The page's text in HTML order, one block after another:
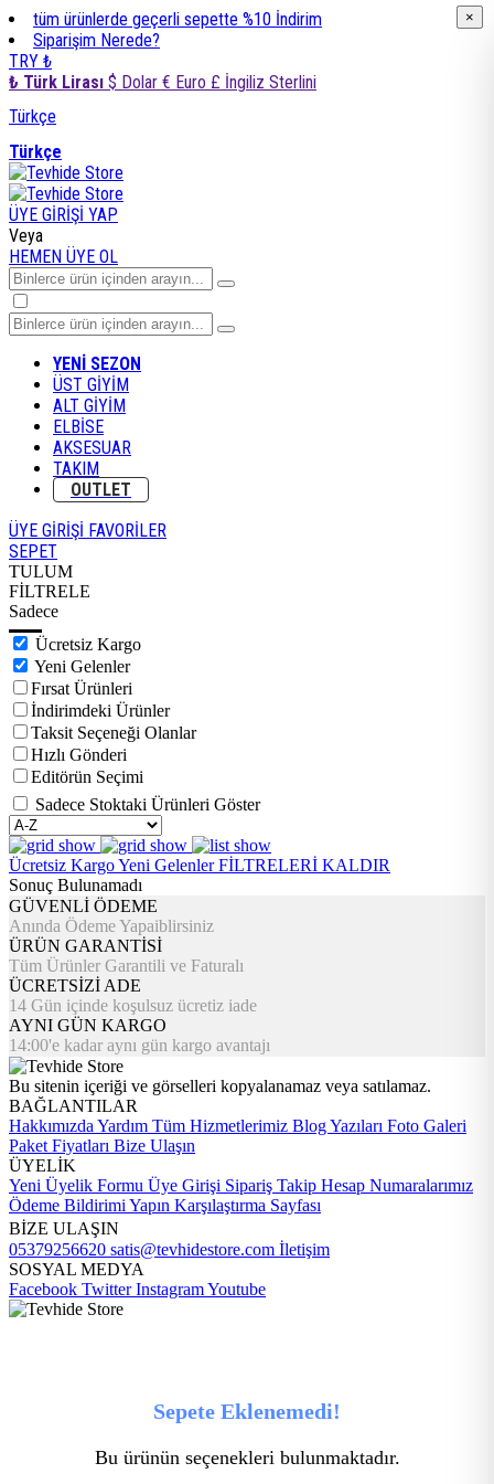
tüm ürünlerde geçerli sepette %10 İndirim
Siparişim Nerede?
TRY ₺
₺ Türk Lirası $ Dolar € Euro £ İngiliz Sterlini
Türkçe
Türkçe
ÜYE GİRİŞİ YAP
Veya
HEMEN ÜYE OL
YENİ SEZON
ÜST GİYİM
ALT GİYİM
ELBİSE
AKSESUAR
TAKIM
OUTLET
ÜYE GİRİŞİ FAVORİLER
SEPET
TULUM
FİLTRELE
Sadece
Ücretsiz Kargo
Yeni Gelenler
Fırsat Ürünleri
İndirimdeki Ürünler
Taksit Seçeneği Olanlar
Hızlı Gönderi
Editörün Seçimi
Sadece Stoktaki Ürünleri Göster
Ücretsiz KargoYeni GelenlerFİLTRELERİ KALDIR
Sonuç Bulunamadı
GÜVENLİ ÖDEME
Anında Ödeme Yapaiblirsiniz
ÜRÜN GARANTİSİ
Tüm Ürünler Garantili ve Faturalı
ÜCRETSİZİ ADE
14 Gün içinde koşulsuz ücretiz iade
AYNI GÜN KARGO
14:00'e kadar aynı gün kargo avantajı
Bu sitenin içeriği ve görselleri kopyalanamaz veya satılamaz.
BAĞLANTILAR
Hakkımızda Yardım Tüm Hizmetlerimiz Blog Yazıları Foto Galeri
Paket Fiyatları Bize Ulaşın
ÜYELİK
Yeni Üyelik Formu Üye Girişi Sipariş Takip Hesap Numaralarımız
Ödeme Bildirimi Yapın Karşılaştırma Sayfası
BİZE ULAŞIN
05379256620 satis@tevhidestore.com İletişim
SOSYAL MEDYA
Facebook TwitterInstagramYoutube
×
Sepete Eklenemedi!
Bu ürünün seçenekleri bulunmaktadır.
×